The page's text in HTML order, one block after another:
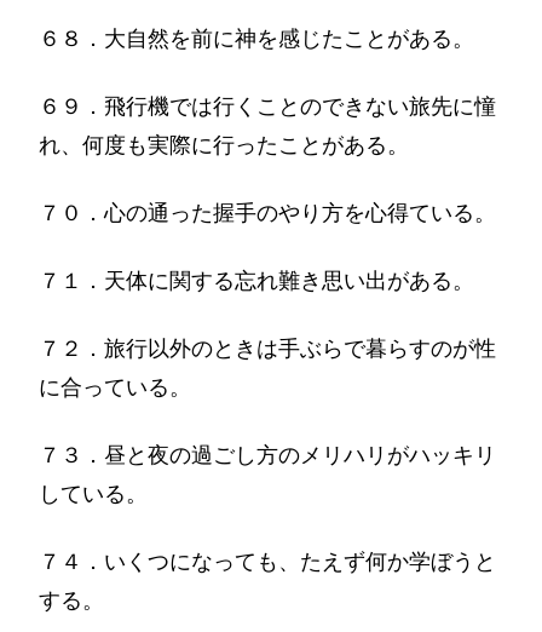
６８．大自然を前に神を感じたことがある。
６９．飛行機では行くことのできない旅先に憧
れ、何度も実際に行ったことがある。
７０．心の通った握手のやり方を心得ている。
７１．天体に関する忘れ難き思い出がある。
７２．旅行以外のときは手ぶらで暮らすのが性
に合っている。
７３．昼と夜の過ごし方のメリハリがハッキリ
している。
７４．いくつになっても、たえず何か学ぼうと
する。